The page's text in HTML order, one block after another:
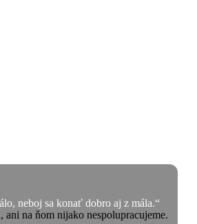
neboj sa konať dobro aj z mála.“
ani na ňom nijako nespolupracujeme.